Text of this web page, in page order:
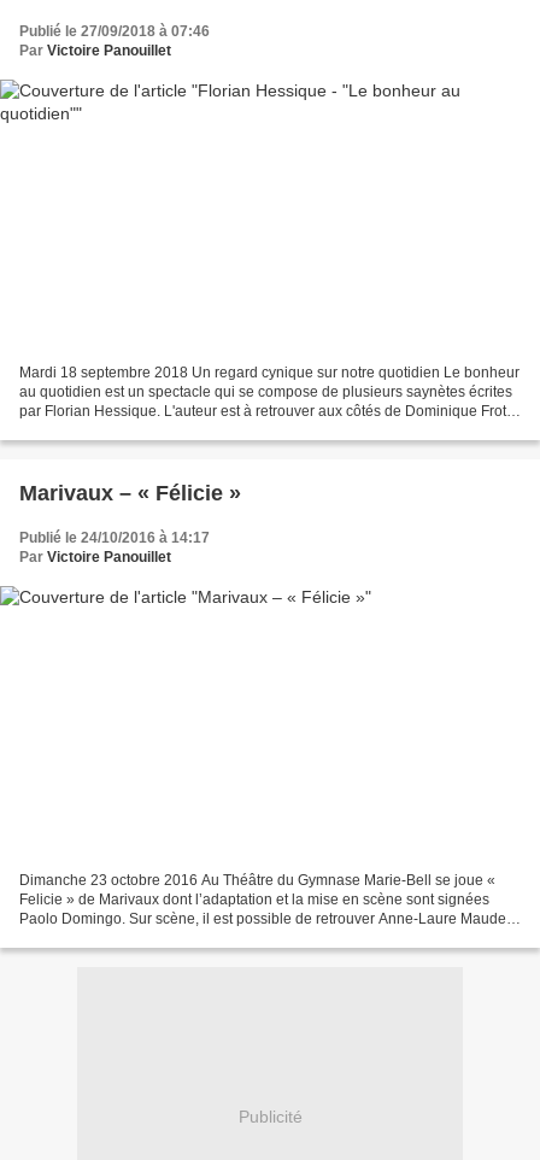
Publié le 27/09/2018 à 07:46
Par Victoire Panouillet
Mardi 18 septembre 2018 Un regard cynique sur notre quotidien Le bonheur
au quotidien est un spectacle qui se compose de plusieurs saynètes écrites
par Florian Hessique. L'auteur est à retrouver aux côtés de Dominique Frot
Marivaux – « Félicie »
Publié le 24/10/2016 à 14:17
Par Victoire Panouillet
Dimanche 23 octobre 2016 Au Théâtre du Gymnase Marie-Bell se joue «
Felicie » de Marivaux dont l’adaptation et la mise en scène sont signées
Paolo Domingo. Sur scène, il est possible de retrouver Anne-Laure Maudet,
Publicité